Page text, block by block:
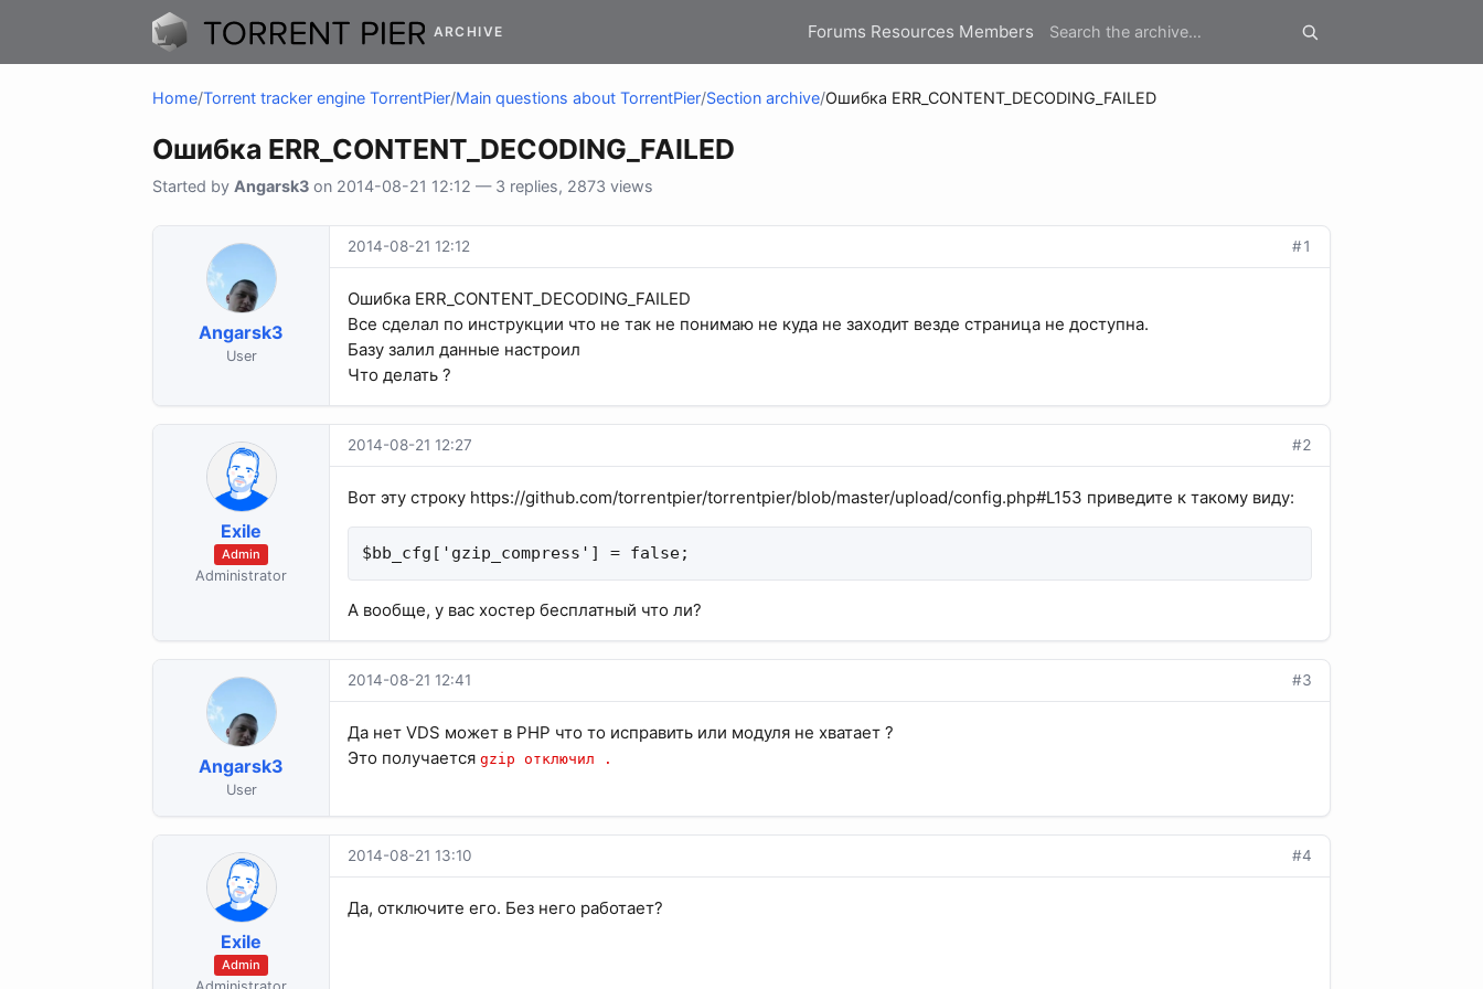
ARCHIVE Forums Resources Members
Home/Torrent tracker engine TorrentPier/Main questions about TorrentPier/Section archive/Ошибка ERR_CONTENT_DECODING_FAILED
Ошибка ERR_CONTENT_DECODING_FAILED
Started by Angarsk3 on 2014-08-21 12:12 — 3 replies, 2873 views
Angarsk3
User
2014-08-21 12:12 #1
Ошибка ERR_CONTENT_DECODING_FAILED
Все сделал по инструкции что не так не понимаю не куда не заходит везде страница не доступна.
Базу залил данные настроил
Что делать ?
Exile
Admin
Administrator
2014-08-21 12:27 #2
Вот эту строку https://github.com/torrentpier/torrentpier/blob/master/upload/config.php#L153 приведите к такому виду:
$bb_cfg['gzip_compress'] = false;
А вообще, у вас хостер бесплатный что ли?
Angarsk3
User
2014-08-21 12:41 #3
Да нет VDS может в PHP что то исправить или модуля не хватает ?
Это получается gzip отключил .
Exile
Admin
2014-08-21 13:10 #4
Да, отключите его. Без него работает?